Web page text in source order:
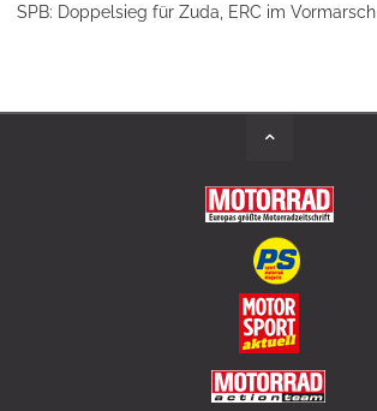
SPB: Doppelsieg für Zuda, ERC im Vormarsch
Back